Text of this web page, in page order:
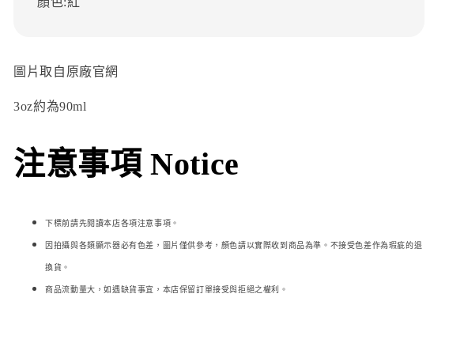
圖片取自原廠官網
3oz約為90ml
注意事項 Notice
下標前請先閱讀本店各項注意事項。
因拍攝與各類顯示器必有色差，圖片僅供參考，顏色請以實際收到商品為準。不接受色差作為瑕疵的退
換貨。
商品流動量大，如遇缺貨事宜，本店保留訂單接受與拒絕之權利。